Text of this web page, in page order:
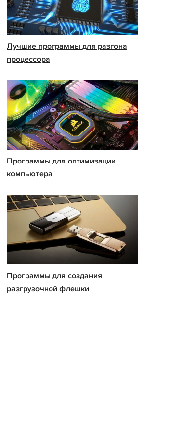
Лучшие программы для разгона
процессора
Программы для оптимизации
компьютера
Программы для создания
разгрузочной флешки